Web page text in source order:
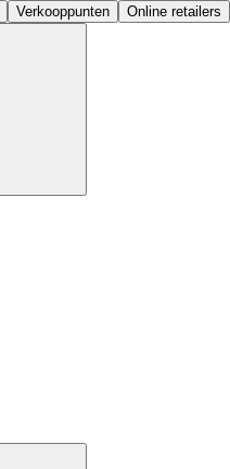
Verkooppunten Online retailers